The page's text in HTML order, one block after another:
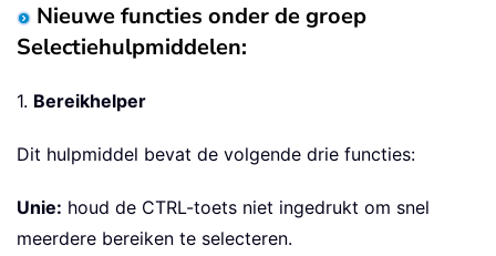
Nieuwe functies onder de groep
Selectiehulpmiddelen:
1. Bereikhelper
Dit hulpmiddel bevat de volgende drie functies:
Unie: houd de CTRL-toets niet ingedrukt om snel
meerdere bereiken te selecteren.